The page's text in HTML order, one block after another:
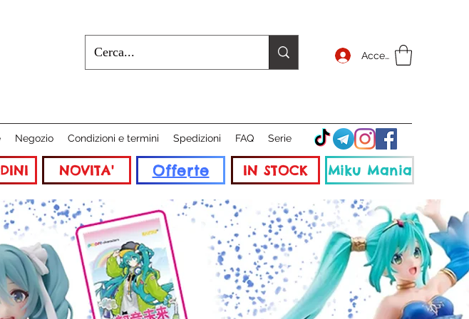
Accedi
Negozio Condizioni e termini Spedizioni FAQ Serie
NOVITA' Offerte IN STOCK Miku Mania